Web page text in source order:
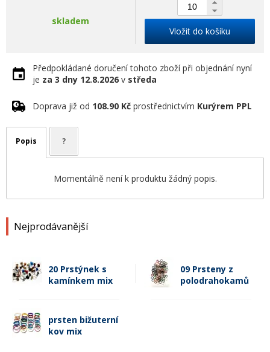
Nejprodávanější
20 Prstýnek s
kamínkem mix
09 Prsteny z
polodrahokamů
prsten bižuterní
kov mix
skladem
Vložit do košíku
Předpokládané doručení tohoto zboží při objednání nyní
je za 3 dny 12.8.2026 v středa
Doprava již od 108.90 Kč prostřednictvím Kurýrem PPL
Popis ?
Momentálně není k produktu žádný popis.